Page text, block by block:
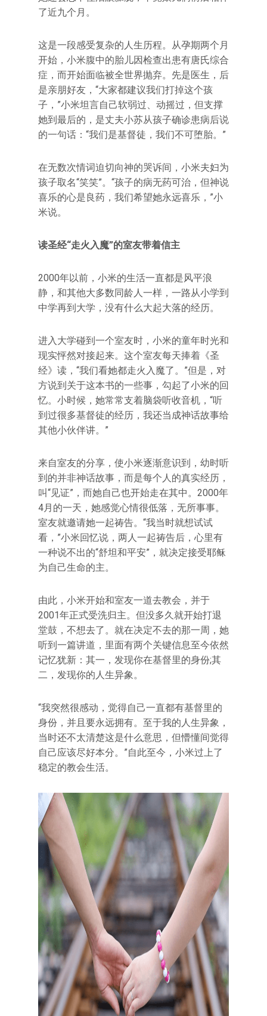
了近九个月。
这是一段感受复杂的人生历程。从孕期两个月
开始，小米腹中的胎儿因检查出患有唐氏综合
症，而开始面临被全世界抛弃。先是医生，后
是亲朋好友，“大家都建议我们打掉这个孩
子，”小米坦言自己软弱过、动摇过，但支撑
她到最后的，是丈夫小苏从孩子确诊患病后说
的一句话：“我们是基督徒，我们不可堕胎。”
在无数次情词迫切向神的哭诉间，小米夫妇为
孩子取名“笑笑”。“孩子的病无药可治，但神说
喜乐的心是良药，我们希望她永远喜乐，”小
米说。
读圣经“走火入魔”的室友带着信主
2000年以前，小米的生活一直都是风平浪
静，和其他大多数同龄人一样，一路从小学到
中学再到大学，没有什么大起大落的经历。
进入大学碰到一个室友时，小米的童年时光和
现实怦然对接起来。这个室友每天捧着《圣
经》读，“我们看她都走火入魔了。”但是，对
方说到关于这本书的一些事，勾起了小米的回
忆。小时候，她常常支着脑袋听收音机，“听
到过很多基督徒的经历，我还当成神话故事给
其他小伙伴讲。”
来自室友的分享，使小米逐渐意识到，幼时听
到的并非神话故事，而是每个人的真实经历，
叫“见证”，而她自己也开始走在其中。2000年
4月的一天，她感觉心情很低落，无所事事。
室友就邀请她一起祷告。“我当时就想试试
看，”小米回忆说，两人一起祷告后，心里有
一种说不出的“舒坦和平安”，就决定接受耶稣
为自己生命的主。
由此，小米开始和室友一道去教会，并于
2001年正式受洗归主。但没多久就开始打退
堂鼓，不想去了。就在决定不去的那一周，她
听到一篇讲道，里面有两个关键信息至今依然
记忆犹新：其一，发现你在基督里的身份;其
二，发现你的人生异象。
“我突然很感动，觉得自己一直都有基督里的
身份，并且要永远拥有。至于我的人生异象，
当时还不太清楚这是什么意思，但懵懂间觉得
自己应该尽好本分。”自此至今，小米过上了
稳定的教会生活。